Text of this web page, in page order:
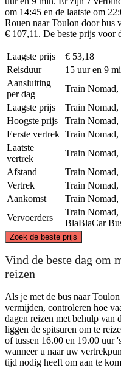
om 14:45 en de laatste om
Rouen naar Toulon door bus
€ 107,11. De beste prijs voor
Laagste prijs
€ 53,18
Reisduur
15 uur en 9
Aansluiting
per dag
Train
Laagste prijs
Train
Hoogste prijs
Train
Eerste vertrek Train
Laatste
vertrek
Train
Afstand
Train
Vertrek
Train
Aankomst
Train
Vervoerders
Train
BlaBlaCar
Zoek de beste prijs
Vind de beste dag om
reizen
Als je met de bus naar
vermijden, controleren hoe
dagen reizen met behulp van
liggen de spitsuren om te
of tussen 16.00 en 19.00 uur
wanneer u naar uw
tijd nodig heeft om aan te